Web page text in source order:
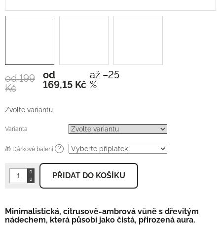
od 199
Kč
až –25
%
od
169,15 Kč Měrná
cena:
Zvolte variantu
Varianta
🎁 Dárkové balení ?
PŘIDAT DO KOŠÍKU
Minimalistická, citrusově-ambrová vůně s dřevitým
nádechem, která působí jako čistá, přirozená aura.